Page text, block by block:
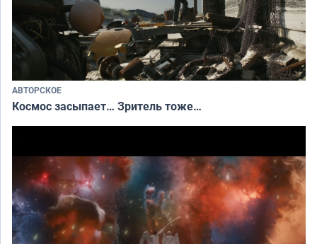
АВТОРСКОЕ
Космос засыпает… Зритель тоже…